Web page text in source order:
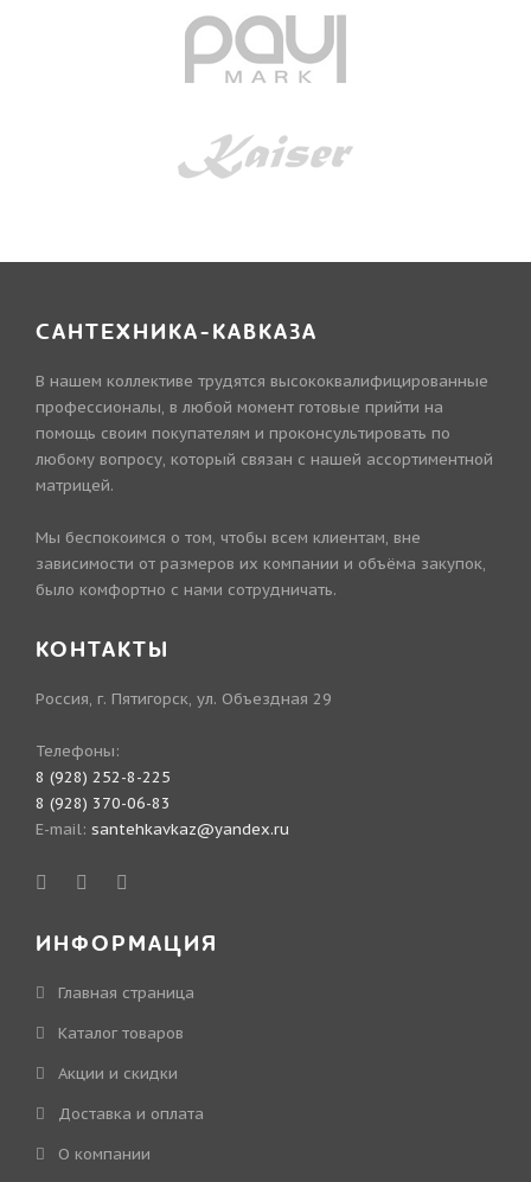
САНТЕХНИКА-КАВКАЗА
В нашем коллективе трудятся высококвалифицированные
профессионалы, в любой момент готовые прийти на
помощь своим покупателям и проконсультировать по
любому вопросу, который связан с нашей ассортиментной
матрицей.
Мы беспокоимся о том, чтобы всем клиентам, вне
зависимости от размеров их компании и объёма закупок,
было комфортно с нами сотрудничать.
КОНТАКТЫ
Россия, г. Пятигорск, ул. Объездная 29
Телефоны:
8 (928) 252-8-225
8 (928) 370-06-83
E-mail: santehkavkaz@yandex.ru
ИНФОРМАЦИЯ
Главная страница
Каталог товаров
Акции и скидки
Доставка и оплата
О компании